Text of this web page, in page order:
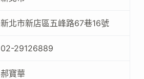
新北市新店區五峰路67巷16號
02-29126889
郝寶華